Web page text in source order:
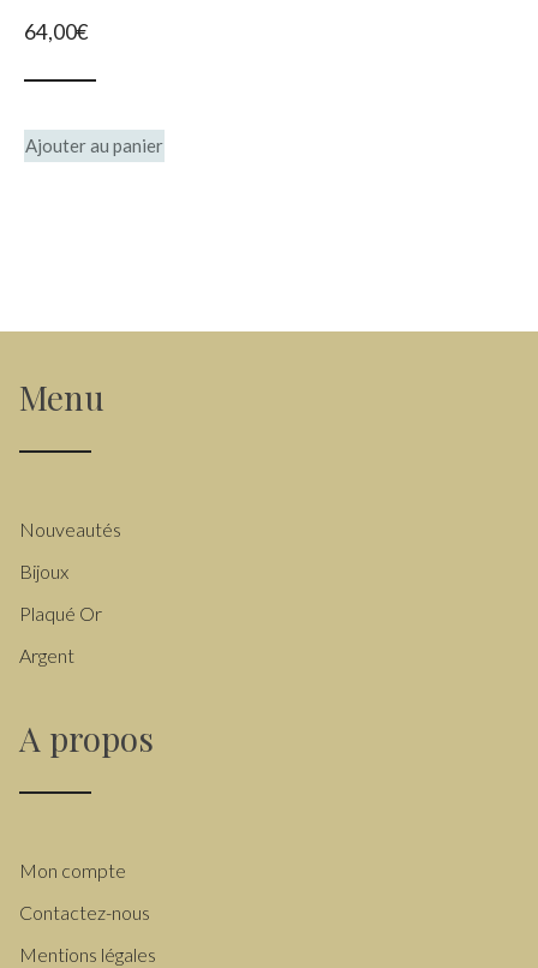
64,00€
Ajouter au panier
Menu
Nouveautés
Bijoux
Plaqué Or
Argent
A propos
Mon compte
Contactez-nous
Mentions légales